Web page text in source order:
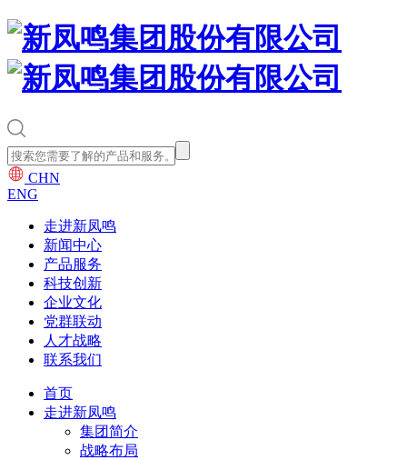
CHN
ENG
走进新凤鸣
新闻中心
产品服务
科技创新
企业文化
党群联动
人才战略
联系我们
首页
走进新凤鸣
集团简介
战略布局